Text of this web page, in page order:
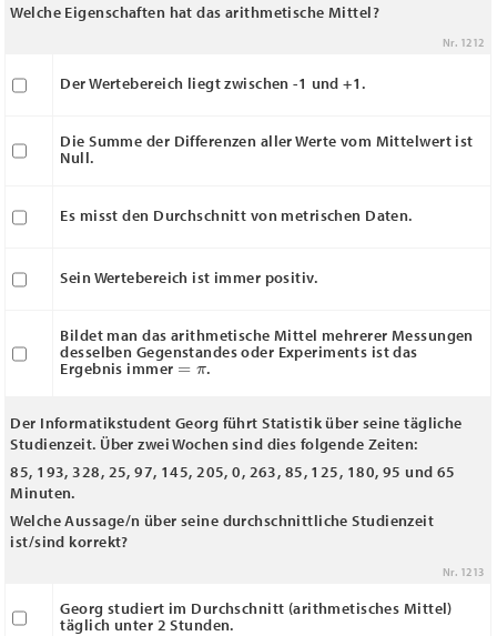
Welche Eigenschaften hat das arithmetische Mittel?
Nr. 1212
Der Wertebereich liegt zwischen -1 und +1.
Die Summe der Differenzen aller Werte vom Mittelwert ist
Null.
Es misst den Durchschnitt von metrischen Daten.
Sein Wertebereich ist immer positiv.
Bildet man das arithmetische Mittel mehrerer Messungen
desselben Gegenstandes oder Experiments ist das
Ergebnis immer =π.
Der Informatikstudent Georg führt Statistik über seine tägliche
Studienzeit. Über zwei Wochen sind dies folgende Zeiten:
85, 193, 328, 25, 97, 145, 205, 0, 263, 85, 125, 180, 95 und 65
Minuten.
Welche Aussage/n über seine durchschnittliche Studienzeit
ist/sind korrekt?
Nr. 1213
Georg studiert im Durchschnitt (arithmetisches Mittel)
täglich unter 2 Stunden.